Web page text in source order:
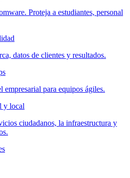
Proteja a estudiantes, personal
datos de clientes y resultados.
empresarial para equipos ágiles.
y local
ciudadanos, la infraestructura y